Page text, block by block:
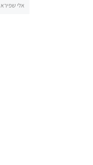
אלי שפירא